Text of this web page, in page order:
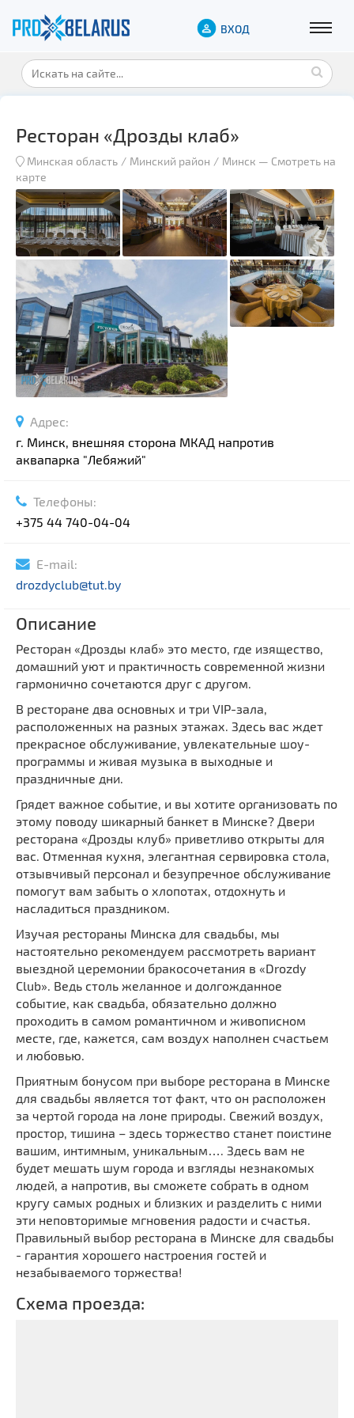
ВХОД
Ресторан «Дрозды клаб»
Минская область Минский район Минск — Смотреть на
карте
Адрес:
г. Минск, внешняя сторона МКАД напротив
аквапарка "Лебяжий"
Телефоны:
+375 44 740-04-04
E-mail:
drozdyclub@tut.by
Описание
Ресторан «Дрозды клаб» это место, где изящество,
домашний уют и практичность современной жизни
гармонично сочетаются друг с другом.
В ресторане два основных и три VIP-зала,
расположенных на разных этажах. Здесь вас ждет
прекрасное обслуживание, увлекательные шоу-
программы и живая музыка в выходные и
праздничные дни.
Грядет важное событие, и вы хотите организовать по
этому поводу шикарный банкет в Минске? Двери
ресторана «Дрозды клуб» приветливо открыты для
вас. Отменная кухня, элегантная сервировка стола,
отзывчивый персонал и безупречное обслуживание
помогут вам забыть о хлопотах, отдохнуть и
насладиться праздником.
Изучая рестораны Минска для свадьбы, мы
настоятельно рекомендуем рассмотреть вариант
выездной церемонии бракосочетания в «Drozdy
Club». Ведь столь желанное и долгожданное
событие, как свадьба, обязательно должно
проходить в самом романтичном и живописном
месте, где, кажется, сам воздух наполнен счастьем
и любовью.
Приятным бонусом при выборе ресторана в Минске
для свадьбы является тот факт, что он расположен
за чертой города на лоне природы. Свежий воздух,
простор, тишина – здесь торжество станет поистине
вашим, интимным, уникальным…. Здесь вам не
будет мешать шум города и взгляды незнакомых
людей, а напротив, вы сможете собрать в одном
кругу самых родных и близких и разделить с ними
эти неповторимые мгновения радости и счастья.
Правильный выбор ресторана в Минске для свадьбы
- гарантия хорошего настроения гостей и
незабываемого торжества!
Схема проезда: